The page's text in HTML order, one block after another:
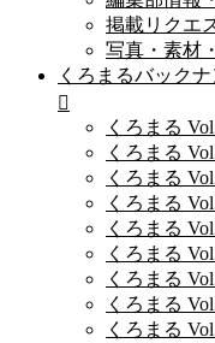
掲載リクエ
写真・素材
くろまるバック
くろまる
くろまる
くろまる
くろまる
くろまる
くろまる
くろまる
くろまる
くろまる